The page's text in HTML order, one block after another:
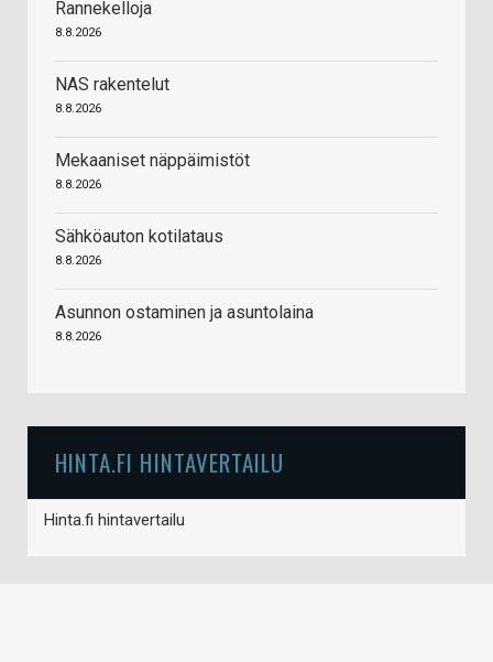
Rannekelloja
8.8.2026
NAS rakentelut
8.8.2026
Mekaaniset näppäimistöt
8.8.2026
Sähköauton kotilataus
8.8.2026
Asunnon ostaminen ja asuntolaina
8.8.2026
HINTA.FI HINTAVERTAILU
Hinta.fi hintavertailu